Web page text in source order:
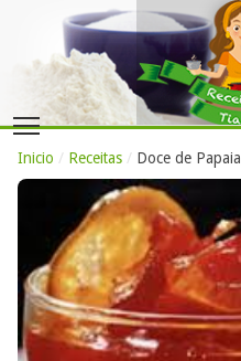
Inicio / Receitas / Doce de Papaia